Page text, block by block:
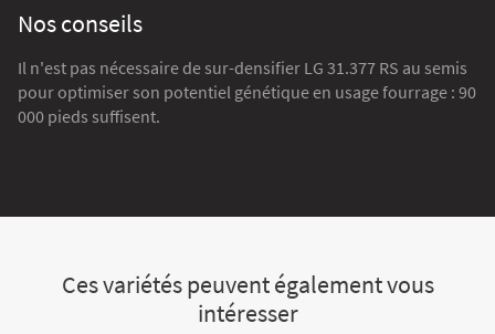
Nos conseils
Il n'est pas nécessaire de sur-densifier LG 31.377 RS au semis
pour optimiser son potentiel génétique en usage fourrage : 90
000 pieds suffisent.
Ces variétés peuvent également vous
intéresser